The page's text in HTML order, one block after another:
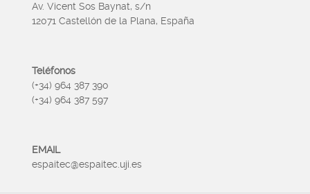
Av. Vicent Sos Baynat, s/n
12071 Castellón de la Plana, España
Teléfonos
(+34) 964 387 390
(+34) 964 387 597
EMAIL
espaitec@espaitec.uji.es